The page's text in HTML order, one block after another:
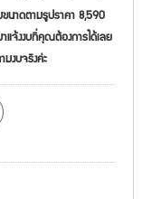
นาดตามรูปราคา 8,590
จ้งงบที่คุณต้องการได้เลย
งบจริงค่ะ